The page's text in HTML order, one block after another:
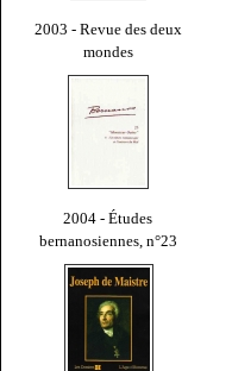
2003 - Revue des deux
mondes
2004 - Études
bernanosiennes, n°23